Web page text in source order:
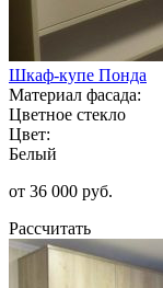
Шкаф-купе Понда
Материал фасада:
Цветное стекло
Цвет:
Белый
от 36 000 руб.
Рассчитать